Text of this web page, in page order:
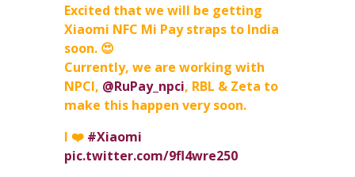
Excited that we will be getting
Xiaomi NFC Mi Pay straps to India
soon. 😍
Currently, we are working with
NPCI, @RuPay_npci, RBL & Zeta to
make this happen very soon.
I ❤️ #Xiaomi
pic.twitter.com/9fl4wre250